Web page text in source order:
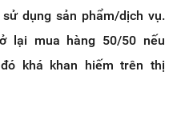
dụng sản phẩm/dịch vụ.
lại mua hàng 50/50 nếu
khá khan hiếm trên thị